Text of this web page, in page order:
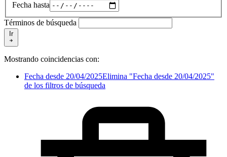
Fecha hasta
Términos de búsqueda
Ir
Mostrando coincidencias con:
Fecha desde 20/04/2025Elimina "Fecha desde 20/04/2025"
de los filtros de búsqueda